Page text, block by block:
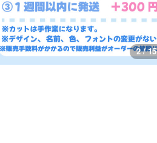
3 / 15